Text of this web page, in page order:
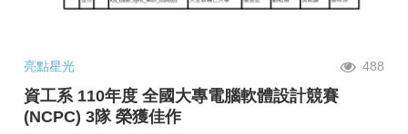
亮點星光 488
資工系 110年度 全國大專電腦軟體設計競賽
(NCPC) 3隊 榮獲佳作